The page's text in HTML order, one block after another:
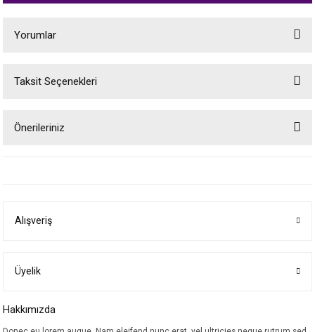
Yorumlar
Taksit Seçenekleri
Önerileriniz
Ürün bilgilerinde hatalar bulunuyor.
Bu ürüne benzer farklı alternatifler olmalı.
Alışveriş
Üyelik
Hakkımızda